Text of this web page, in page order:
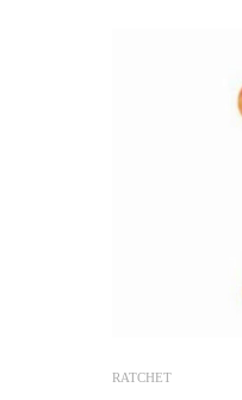
RATCHET